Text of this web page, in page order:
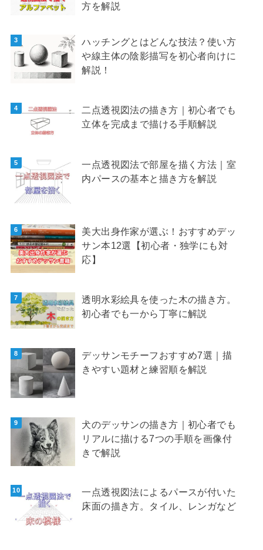
方を解説
ハッチングとはどんな技法？使い方
や線主体の陰影描写を初心者向けに
解説！
二点透視図法の描き方｜初心者でも
立体を完成まで描ける手順解説
一点透視図法で部屋を描く方法｜室
内パースの基本と描き方を解説
美大出身作家が選ぶ！おすすめデッ
サン本12選【初心者・独学にも対
応】
透明水彩絵具を使った木の描き方。
初心者でも一から丁寧に解説
デッサンモチーフおすすめ7選｜描
きやすい題材と練習順を解説
犬のデッサンの描き方｜初心者でも
リアルに描ける7つの手順を画像付
きで解説
一点透視図法によるパースが付いた
床面の描き方。タイル、レンガなど